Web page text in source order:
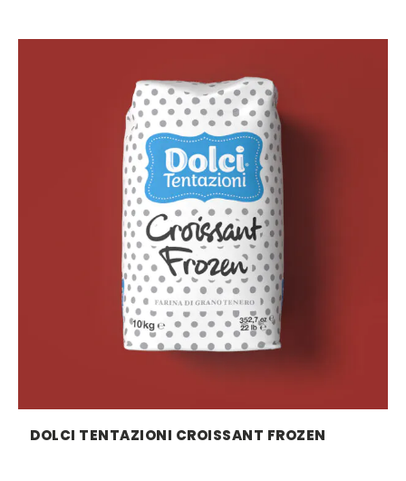
DOLCI TENTAZIONI CROISSANT FROZEN